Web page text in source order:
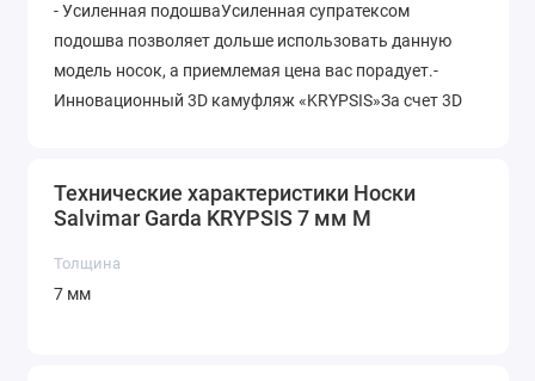
- Усиленная подошваУсиленная супратексом
подошва позволяет дольше использовать данную
модель носок, а приемлемая цена вас порадует.-
Инновационный 3D камуфляж «KRYPSIS»За счет 3D
GBS система проклейки швов.Для проклейки швов в
гидрокостюмах Salvimar Garda KRYPSIS используется
Технические характеристики Носки
Salvimar Garda KRYPSIS 7 мм M
Толщина
7 мм